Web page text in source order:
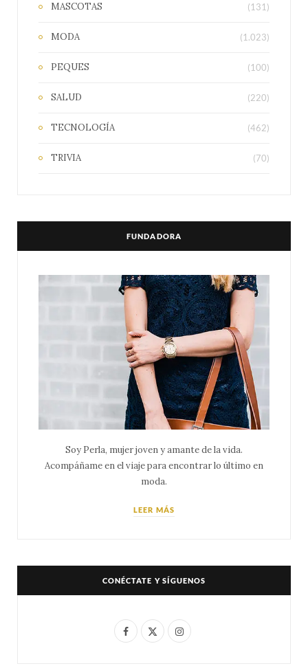
MASCOTAS (131)
MODA (1.023)
PEQUES (100)
SALUD (220)
TECNOLOGÍA (462)
TRIVIA (70)
FUNDADORA
Soy Perla, mujer joven y amante de la vida.
Acompáñame en el viaje para encontrar lo último en
moda.
LEER MÁS
CONÉCTATE Y SÍGUENOS
F
X
I